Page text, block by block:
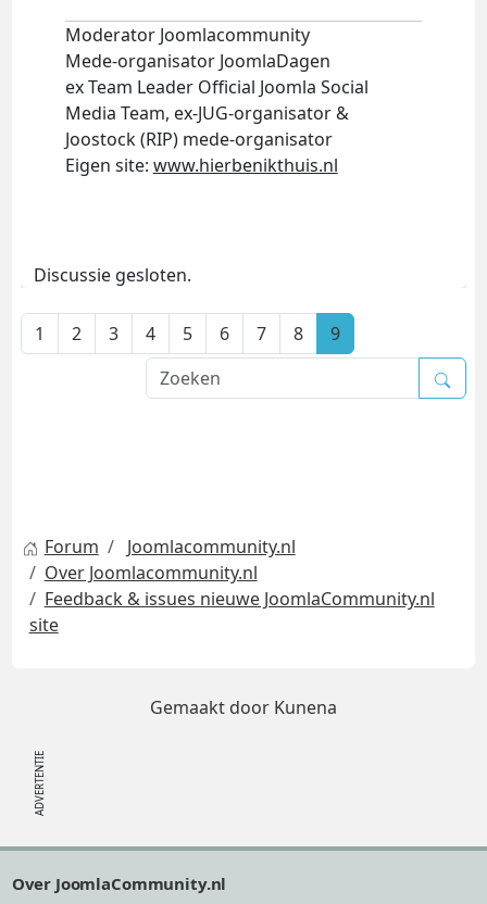
Moderator Joomlacommunity
Mede-organisator JoomlaDagen
ex Team Leader Official Joomla Social
Media Team, ex-JUG-organisator &
Joostock (RIP) mede-organisator
Eigen site: www.hierbenikthuis.nl
Discussie gesloten.
1 2 3 4 5 6 7 8 9
Forum
Joomlacommunity.nl
Over Joomlacommunity.nl
Feedback & issues nieuwe JoomlaCommunity.nl
site
Gemaakt door Kunena
Over JoomlaCommunity.nl